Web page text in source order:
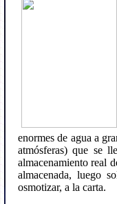
enormes de agua a
atmósferas) que se
almacenamiento real
almacenada, luego
osmotizar, a la carta.